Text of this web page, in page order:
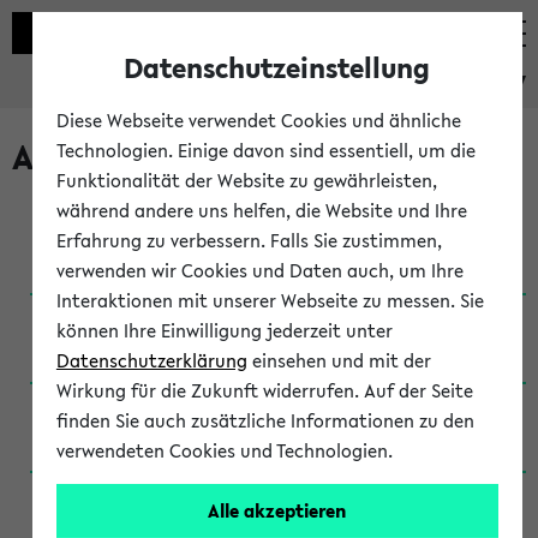
eKVV
Archivierte Studiengänge
Anglistik: British and American Studies / B.A.
(Einschreibung bis WiSe 16/17)
Anglistik: British and American Studies / B.A.
(Einschreibung bis SoSe 2015)
Anglistik: British and American Studies / B.A.
(Einschreibung bis SoSe 2013)
Anglistik: British and American Studies / Ba
(Einschreibung bis SoSe 2011)
Datenschutzeinstellung
Diese Webseite verwendet Cookies und ähnliche
Technologien. Einige davon sind essentiell, um die
Funktionalität der Website zu gewährleisten,
während andere uns helfen, die Website und Ihre
Erfahrung zu verbessern. Falls Sie zustimmen,
verwenden wir Cookies und Daten auch, um Ihre
Interaktionen mit unserer Webseite zu messen. Sie
können Ihre Einwilligung jederzeit unter
Datenschutzerklärung einsehen und mit der
Wirkung für die Zukunft widerrufen. Auf der Seite
finden Sie auch zusätzliche Informationen zu den
verwendeten Cookies und Technologien.
Alle akzeptieren